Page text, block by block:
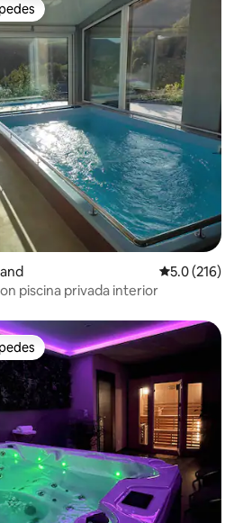
entre huéspedes
Calificación
5.0 (216)
2-4 personas con piscina privada interior
entre huéspedes